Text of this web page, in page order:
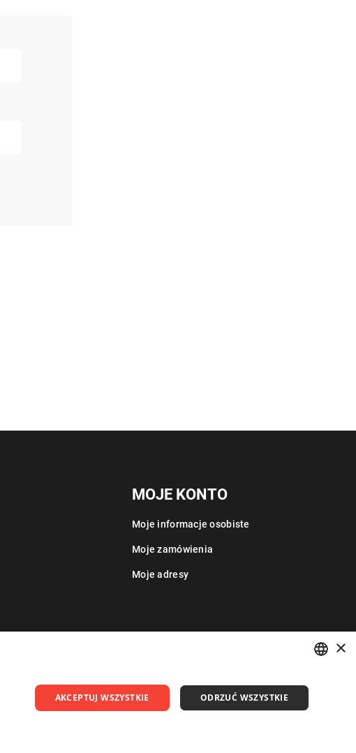
MOJE KONTO
Moje informacje osobiste
Moje zamówienia
Moje adresy
POLISH
ENGLISH
×
AKCEPTUJ WSZYSTKIE ODRZUĆ WSZYSTKIE